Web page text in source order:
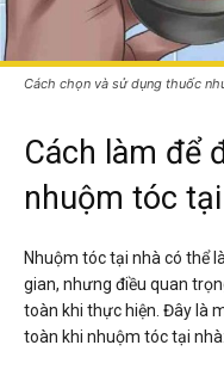
Cách chọn và sử dụng thuốc
Cách làm để
nhuộm tóc
Nhuộm tóc tại nhà có thể
gian, nhưng điều quan
toàn khi thực hiện. Đây là
toàn khi nhuộm tóc tại nhà: